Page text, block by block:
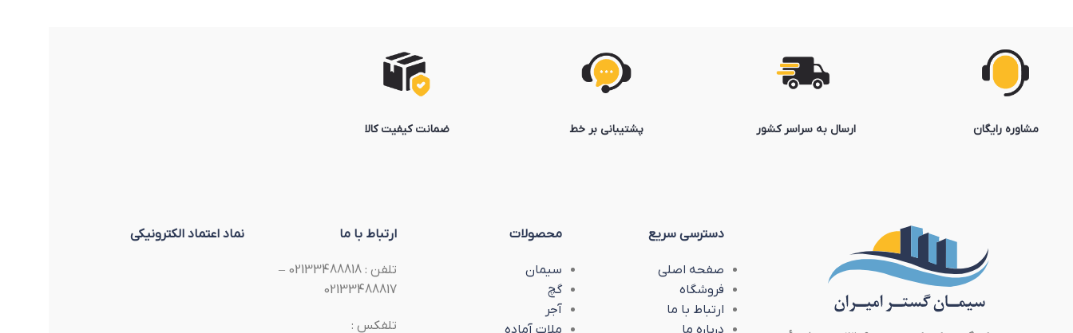
مشاوره رایگان ارسال به سراسر کشور پشتیبانی بر خط ضمانت کیفیت کالا
دسترسی سریع
صفحه اصلی
فروشگاه
ارتباط با ما
درباره ما
محصولات
سیمان
گچ
آجر
ملات آماده
ارتباط با ما
تلفن : 02133488818 –
02133488817
تلفکس :
نماد اعتماد الکترونیکی